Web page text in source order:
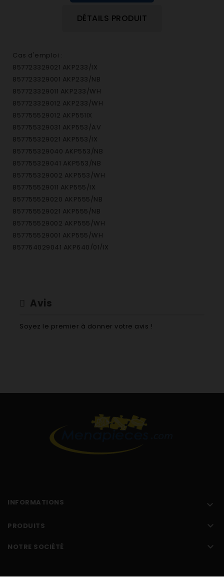
DÉTAILS PRODUIT
Cas d'emploi :
857723329021 AKP233/IX
857723329001 AKP233/NB
857723329011 AKP233/WH
857723329012 AKP233/WH
857755529012 AKP551IX
857755329031 AKP553/AV
857755329021 AKP553/IX
857755329040 AKP553/NB
857755329041 AKP553/NB
857755329002 AKP553/WH
857755529011 AKP555/IX
857755529020 AKP555/NB
857755529021 AKP555/NB
857755529002 AKP555/WH
857755529001 AKP555/WH
857764029041 AKP640/01/IX
Avis
Soyez le premier à donner votre avis !
INFORMATIONS 
PRODUITS 
NOTRE SOCIÉTÉ 